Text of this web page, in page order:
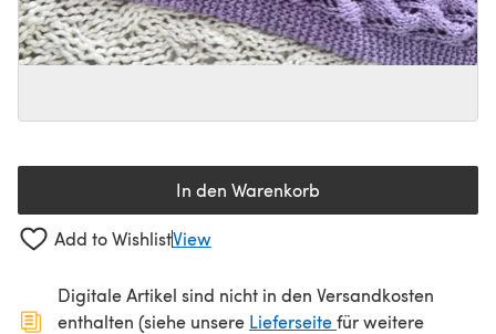
In den Warenkorb
Add to WishlistView
Digitale Artikel sind nicht in den Versandkosten
enthalten (siehe unsere Lieferseite(öffnet sich in
für weitere